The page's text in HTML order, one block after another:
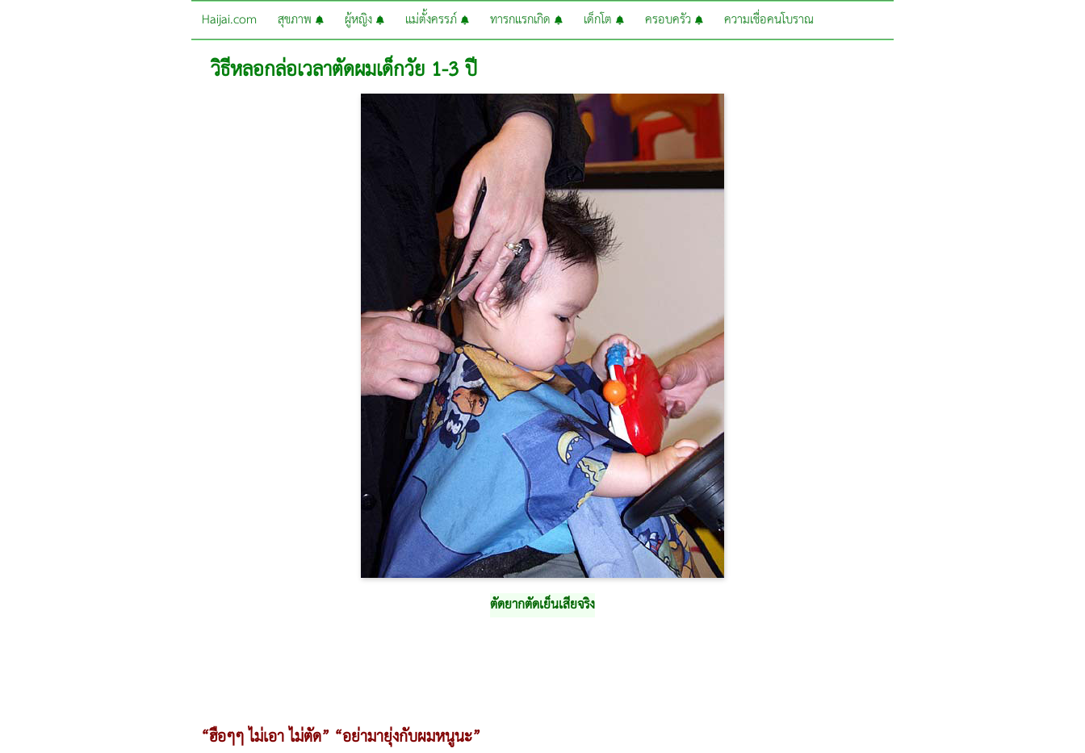
Haijai.com สุขภาพ ผู้หญิง แม่ตั้งครรภ์ ทารกแรกเกิด เด็กโต ครอบครัว ความเชื่อคนโบราณ
วิธีหลอกล่อเวลาตัดผมเด็กวัย 1-3 ปี
ตัดยากตัดเย็นเสียจริง
“ฮือๆๆ ไม่เอา ไม่ตัด” “อย่ามายุ่งกับผมหนูนะ”